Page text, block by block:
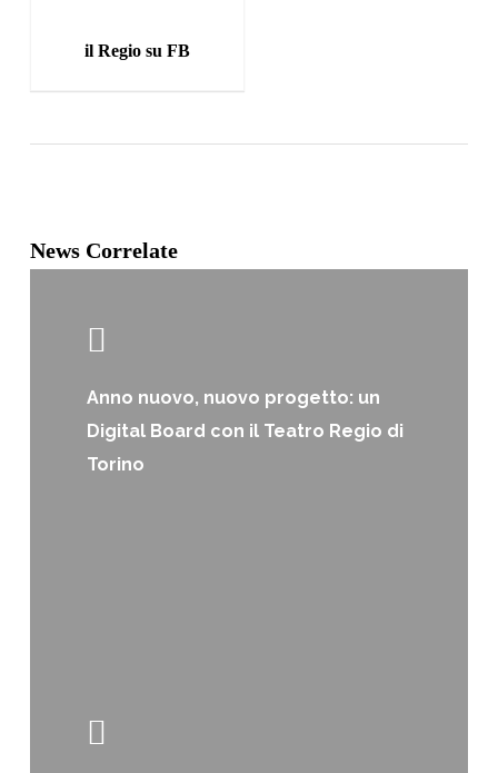
il Regio su FB
News Correlate
Anno nuovo, nuovo progetto: un
Digital Board con il Teatro Regio di
Torino